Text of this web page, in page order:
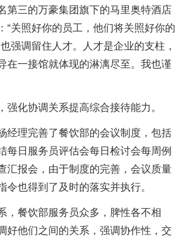
第三的万豪集团旗下的马里奥特酒店
“关照好你的员工，他们将关照好你的
强调留住人才。人才是企业的支柱，
在一接馆就体现的淋漓尽至。我也谨
强化协调关系提高综合接待能力。
经理完善了餐饮部的会议制度，包括
每日服务员评估会每日检讨会每周例
汇报会，由于制度的完善，会议质量
令也得到了及时的落实并执行。
，餐饮部服务员众多，脾性各不相
好他们之间的关系，强调协作性，交